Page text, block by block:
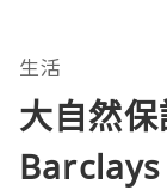
生活
大自然